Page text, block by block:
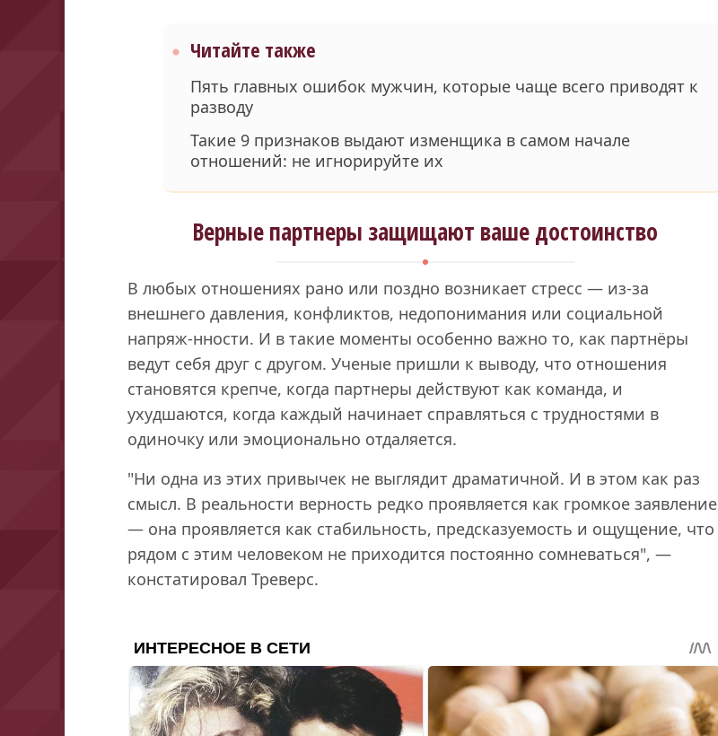
Читайте также
Пять главных ошибок мужчин, которые чаще всего приводят к
разводу
Такие 9 признаков выдают изменщика в самом начале
отношений: не игнорируйте их
Верные партнеры защищают ваше достоинство
В любых отношениях рано или поздно возникает стресс — из-за
внешнего давления, конфликтов, недопонимания или социальной
напряж-нности. И в такие моменты особенно важно то, как партнёры
ведут себя друг с другом. Ученые пришли к выводу, что отношения
становятся крепче, когда партнеры действуют как команда, и
ухудшаются, когда каждый начинает справляться с трудностями в
одиночку или эмоционально отдаляется.
"Ни одна из этих привычек не выглядит драматичной. И в этом как раз
смысл. В реальности верность редко проявляется как громкое заявление
— она проявляется как стабильность, предсказуемость и ощущение, что
рядом с этим человеком не приходится постоянно сомневаться", —
констатировал Треверс.